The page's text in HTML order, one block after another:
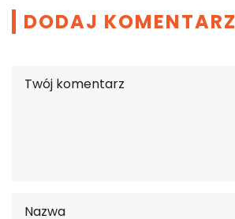
DODAJ KOMENTARZ